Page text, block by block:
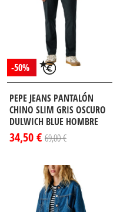
-50%
PEPE JEANS PANTALÓN
CHINO SLIM GRIS OSCURO
DULWICH BLUE HOMBRE
34,50 € 69,00 €